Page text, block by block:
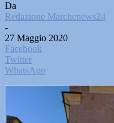
Da
Redazione Marchenews24
-
27 Maggio 2020
Facebook
Twitter
WhatsApp